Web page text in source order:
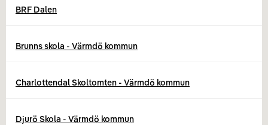
BRF Dalen
Brunns skola - Värmdö kommun
Charlottendal Skoltomten - Värmdö kommun
Djurö Skola - Värmdö kommun